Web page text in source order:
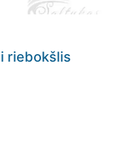
riebokšlis